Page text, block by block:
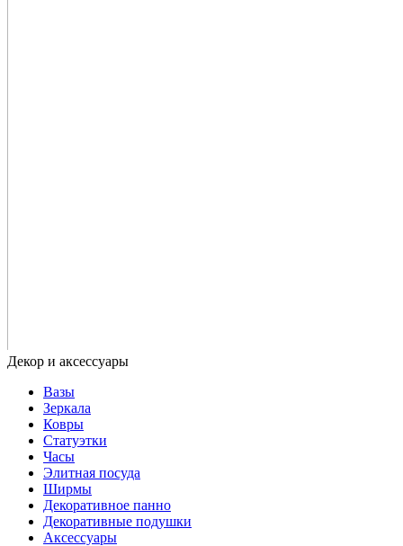
Вазы
Зеркала
Ковры
Статуэтки
Часы
Элитная посуда
Ширмы
Декоративное панно
Декоративные подушки
Аксессуары